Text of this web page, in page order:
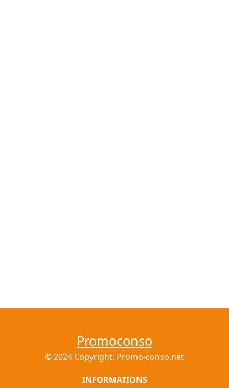
Promoconso
© 2024 Copyright: Promo-conso.net
INFORMATIONS